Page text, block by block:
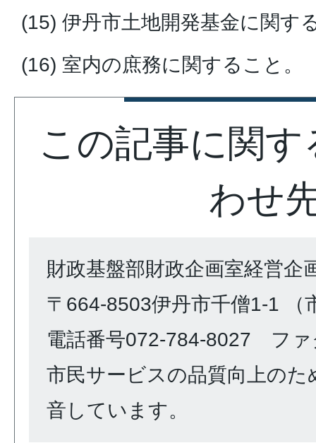
(15) 伊丹市土地開発基金に関す
(16) 室内の庶務に関すること。
この記事に関
わせ
財政基盤部財政企画室経営企
〒664-8503伊丹市千僧1-1 （
電話番号072-784-8027 ファ
市民サービスの品質向上のた
音しています。